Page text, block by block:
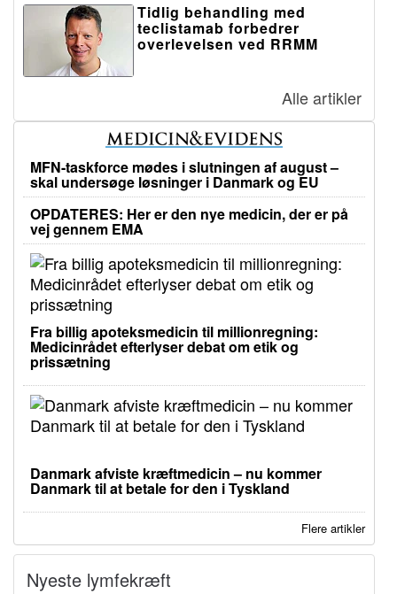
Tidlig behandling med
teclistamab forbedrer
overlevelsen ved RRMM
Alle artikler
MFN-taskforce mødes i slutningen af august –
skal undersøge løsninger i Danmark og EU
OPDATERES: Her er den nye medicin, der er på
vej gennem EMA
Fra billig apoteksmedicin til millionregning:
Medicinrådet efterlyser debat om etik og
prissætning
Danmark afviste kræftmedicin – nu kommer
Danmark til at betale for den i Tyskland
Flere artikler
Nyeste lymfekræft